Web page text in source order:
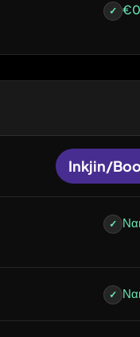
✓ €0
Inkjin/
✓ Ναι
✓ Ναι